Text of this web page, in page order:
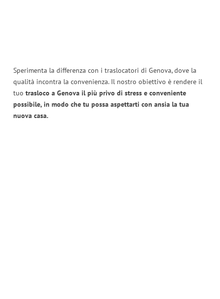
Sperimenta la differenza con i traslocatori di Genova, dove la
qualità incontra la convenienza. Il nostro obiettivo è rendere il
tuo trasloco a Genova il più privo di stress e conveniente
possibile, in modo che tu possa aspettarti con ansia la tua
nuova casa.